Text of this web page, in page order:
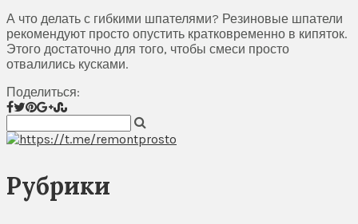
А что делать с гибкими шпателями? Резиновые шпатели
рекомендуют просто опустить кратковременно в кипяток.
Этого достаточно для того, чтобы смеси просто
отвалились кусками.
Поделиться:
Рубрики